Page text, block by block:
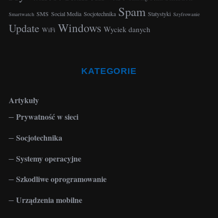
Smartwatch SMS Social Media Socjotechnika Spam Statystyki Szyfrowanie
Update WiFi Windows Wyciek danych
KATEGORIE
Artykuły
Prywatność w sieci
Socjotechnika
Systemy operacyjne
Szkodliwe oprogramowanie
Urządzenia mobilne
r
: